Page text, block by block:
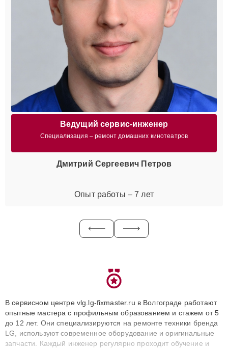
Ведущий сервис-инженер
Специализация – ремонт домашних кинотеатров
Дмитрий Сергеевич Петров
Опыт работы – 7 лет
В сервисном центре vlg.lg-fixmaster.ru в Волгограде работают
опытные мастера с профильным образованием и стажем от 5
до 12 лет. Они специализируются на ремонте техники бренда
LG, используют современное оборудование и оригинальные
запчасти. Каждый инженер регулярно проходит обучение и